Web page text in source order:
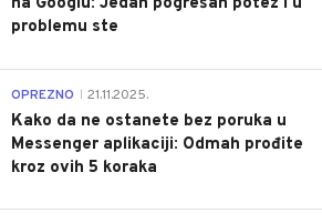
na Googlu: Jedan pogrešan potez i u
problemu ste
OPREZNO 21.11.2025.
Kako da ne ostanete bez poruka u
Messenger aplikaciji: Odmah prođite
kroz ovih 5 koraka